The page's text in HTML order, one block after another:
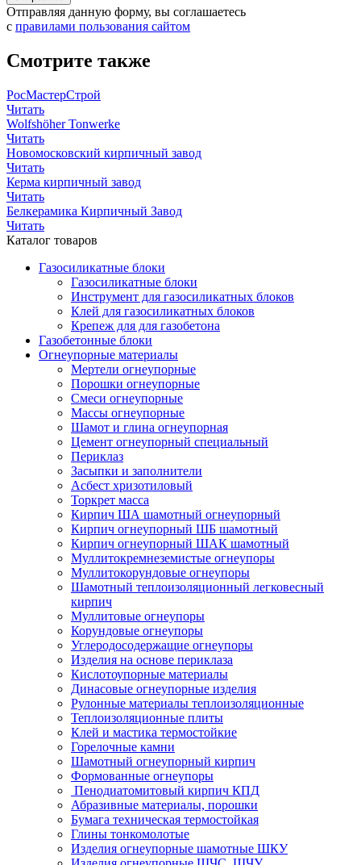
Отправляя данную форму, вы соглашаетесь
с правилами пользования сайтом
Смотрите также
РосМастерСтрой
Читать
Wolfshöher Tonwerke
Читать
Новомосковский кирпичный завод
Читать
Керма кирпичный завод
Читать
Белкерамика Кирпичный Завод
Читать
Каталог товаров
Газосиликатные блоки
Газосиликатные блоки
Инструмент для газосиликатных блоков
Клей для газосиликатных блоков
Крепеж для для газобетона
Газобетонные блоки
Огнеупорные материалы
Мертели огнеупорные
Порошки огнеупорные
Смеси огнеупорные
Массы огнеупорные
Шамот и глина огнеупорная
Цемент огнеупорный специальный
Периклаз
Засыпки и заполнители
Асбест хризотиловый
Торкрет масса
Кирпич ША шамотный огнеупорный
Кирпич огнеупорный ШБ шамотный
Кирпич огнеупорный ШАК шамотный
Муллито­­кремнеземистые огнеупоры
Муллито­корундовые огнеупоры
Шамотный тепло­изоляционный легковесный
кирпич
Муллитовые огнеупоры
Корундовые огнеупоры
Углеродо­содержащие огнеупоры
Изделия на основе периклаза
Кислотоупорные материалы
Динасовые огнеупорные изделия
Рулонные материалы теплоизоляционные
Тепло­изоляционные плиты
Клей и мастика термостойкие
Горелочные камни
Шамотный огнеупорный кирпич
Формованные огнеупоры
Пенодиатомитовый кирпич КПД
Абразивные материалы, порошки
Бумага техническая термостойкая
Глины тонкомолотые
Изделия огнеупорные шамотные ШКУ